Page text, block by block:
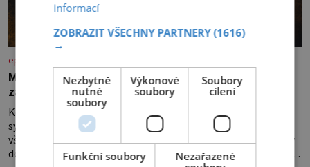
epochaplus.cz
Mrkev není jen oranžová. Její neuvěřitelný příběh
začíná fialovou barvou
Když dnes vytáhneme ze země mrkev, většina z nás očekává
sytě oranžový kořen. Jenže po většinu své historie je mrkev
všechno možné, jen ne oranžová. Je fialová, žlutá, bílá, někdy
dokonce téměř černá. Až díky stovkám let pečlivého šlechtění
informací
ZOBRAZIT VŠECHNY PARTNERY(1616)
→
Nezbytně
nutné
soubory
Výkonové
soubory
Soubory
cílení
Funkční soubory
Nezařazené